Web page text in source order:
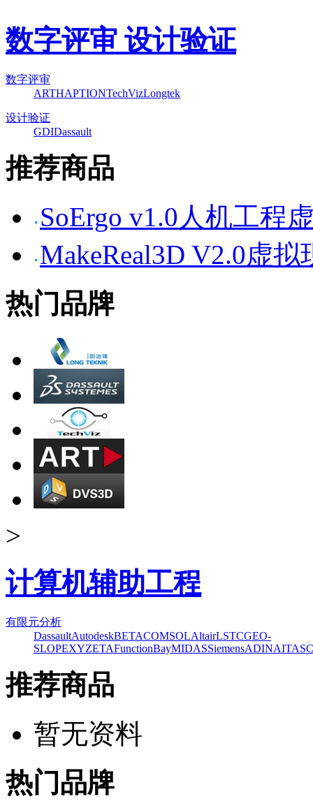
数字评审 设计验证
数字评审
ARTHAPTIONTechVizLongtek
设计验证
GDIDassault
推荐商品
SoErgo v1.0人机工程
MakeReal3D V2.0虚
热门品牌
>
计算机辅助工程
有限元分析
DassaultAutodeskBETACOMSOLAltairLSTCGEO-
SLOPEXYZETAFunctionBayMIDASSiemensADINA
推荐商品
暂无资料
热门品牌